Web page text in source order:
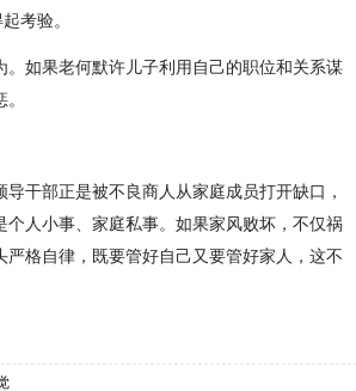
考验。
如果老何默许儿子利用自己的职位和关系谋
干部正是被不良商人从家庭成员打开缺口，
人小事、家庭私事。如果家风败坏，不仅祸
格自律，既要管好自己又要管好家人，这不